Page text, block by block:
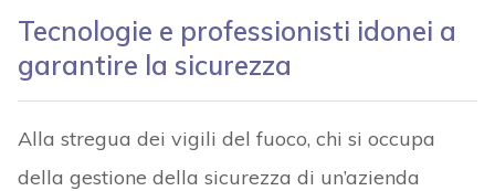
Tecnologie e professionisti idonei a
garantire la sicurezza
Alla stregua dei vigili del fuoco, chi si occupa
della gestione della sicurezza di un’azienda